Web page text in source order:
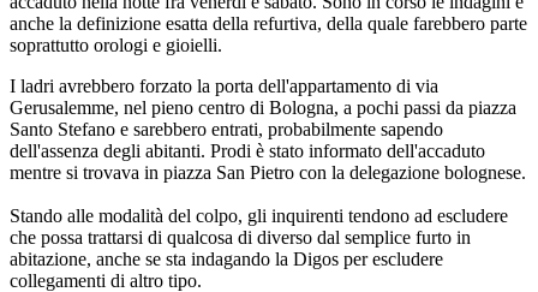
anche la definizione esatta della refurtiva, della quale farebbero parte
soprattutto orologi e gioielli.
I ladri avrebbero forzato la porta dell'appartamento di via
Gerusalemme, nel pieno centro di Bologna, a pochi passi da piazza
Santo Stefano e sarebbero entrati, probabilmente sapendo
dell'assenza degli abitanti. Prodi è stato informato dell'accaduto
mentre si trovava in piazza San Pietro con la delegazione bolognese.
Stando alle modalità del colpo, gli inquirenti tendono ad escludere
che possa trattarsi di qualcosa di diverso dal semplice furto in
abitazione, anche se sta indagando la Digos per escludere
collegamenti di altro tipo.